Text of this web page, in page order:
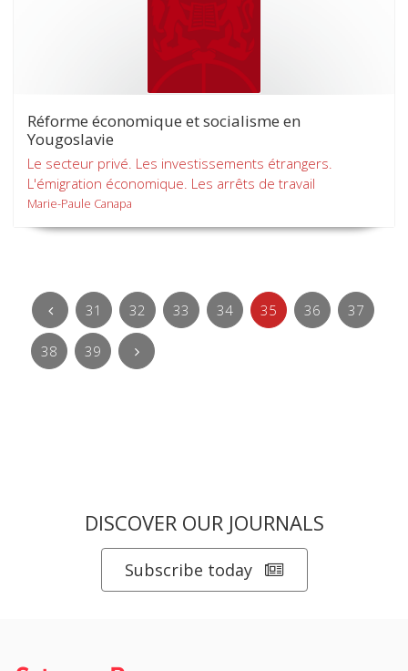
Réforme économique et socialisme en
Yougoslavie
Le secteur privé. Les investissements étrangers.
L'émigration économique. Les arrêts de travail
Marie-Paule Canapa
31 32 33 34 35 36 37
38 39
DISCOVER OUR JOURNALS
Subscribe today